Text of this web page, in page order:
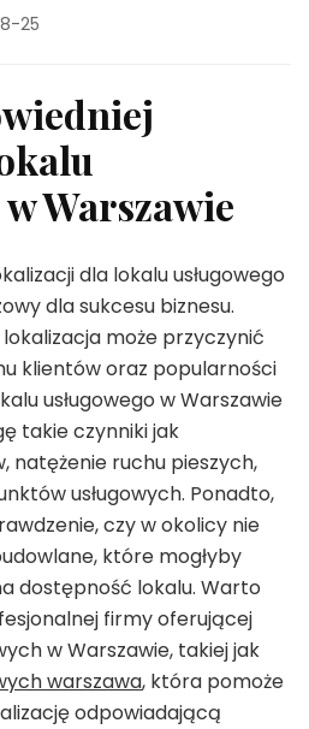
25
Warszawie
dla lokalu usługowego
dla sukcesu biznesu.
może przyczynić
klientów oraz popularności
usługowego w Warszawie
takie czynniki jak
natężenie ruchu pieszych,
usługowych. Ponadto,
czy w okolicy nie
które mogłyby
dostępność lokalu. Warto
firmy oferującej
w Warszawie, takiej jak
warszawa, która pomoże
odpowiadającą